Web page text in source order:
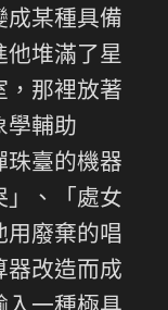
成某種具備
他堆滿了星
，那裡放著
學輔助
珠臺的機器
」、「處女
用廢棄的唱
器改造而成